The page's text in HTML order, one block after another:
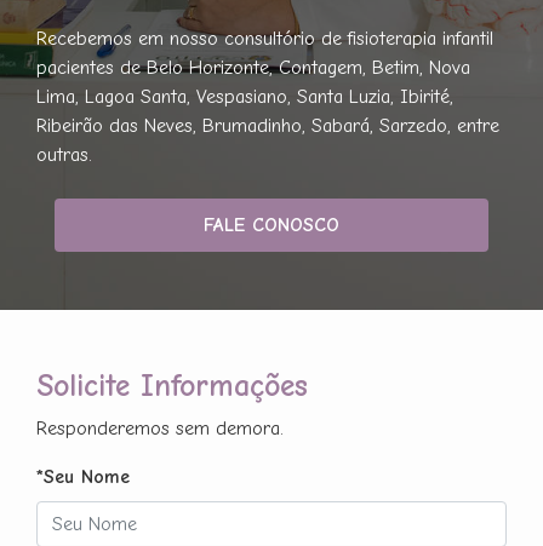
Recebemos em nosso consultório de fisioterapia infantil
pacientes de Belo Horizonte, Contagem, Betim, Nova
Lima, Lagoa Santa, Vespasiano, Santa Luzia, Ibirité,
Ribeirão das Neves, Brumadinho, Sabará, Sarzedo, entre
outras.
FALE CONOSCO
Solicite Informações
Responderemos sem demora.
*Seu Nome